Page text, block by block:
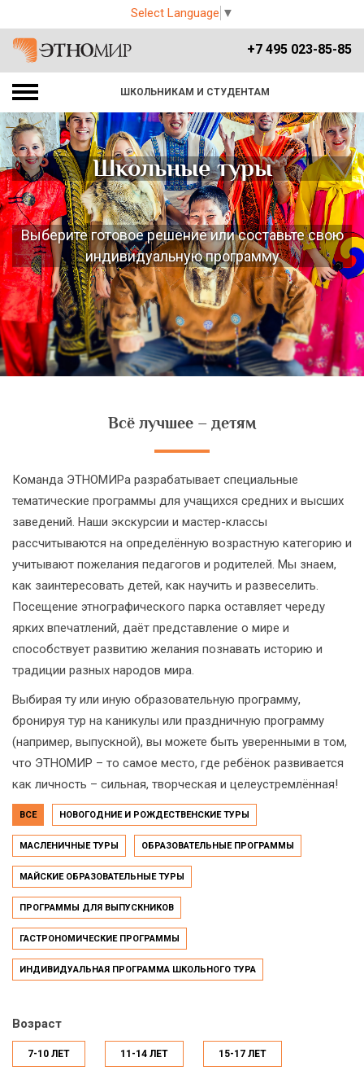
Select Language ▼
+7 495 023-85-85
ШКОЛЬНИКАМ И СТУДЕНТАМ
Школьные туры
Выберите готовое решение или составьте свою
индивидуальную программу
Всё лучшее – детям
Команда ЭТНОМИРа разрабатывает специальные
тематические программы для учащихся средних и высших
заведений. Наши экскурсии и мастер-классы
рассчитываются на определённую возрастную категорию и
учитывают пожелания педагогов и родителей. Мы знаем,
как заинтересовать детей, как научить и развеселить.
Посещение этнографического парка оставляет череду
ярких впечатлений, даёт представление о мире и
способствует развитию желания познавать историю и
традиции разных народов мира.
Выбирая ту или иную образовательную программу,
бронируя тур на каникулы или праздничную программу
(например, выпускной), вы можете быть уверенными в том,
что ЭТНОМИР – то самое место, где ребёнок развивается
как личность – сильная, творческая и целеустремлённая!
ВСЕ НОВОГОДНИЕ И РОЖДЕСТВЕНСКИЕ ТУРЫ
МАСЛЕНИЧНЫЕ ТУРЫ ОБРАЗОВАТЕЛЬНЫЕ ПРОГРАММЫ
МАЙСКИЕ ОБРАЗОВАТЕЛЬНЫЕ ТУРЫ
ПРОГРАММЫ ДЛЯ ВЫПУСКНИКОВ
ГАСТРОНОМИЧЕСКИЕ ПРОГРАММЫ
ИНДИВИДУАЛЬНАЯ ПРОГРАММА ШКОЛЬНОГО ТУРА
Возраст
7-10 ЛЕТ 11-14 ЛЕТ 15-17 ЛЕТ